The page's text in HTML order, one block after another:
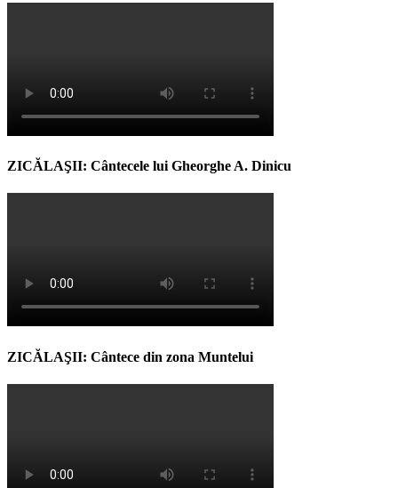
ZICĂLAŞII: Cântecele lui Gheorghe A. Dinicu
ZICĂLAŞII: Cântece din zona Muntelui